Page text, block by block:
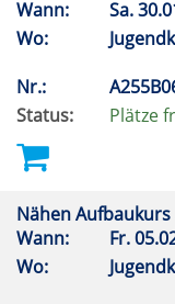
Wann:
Sa.
Wo:
Nr.:
Status:
Plätze
Nähen Aufbaukurs
Wann:
Fr.
Wo: